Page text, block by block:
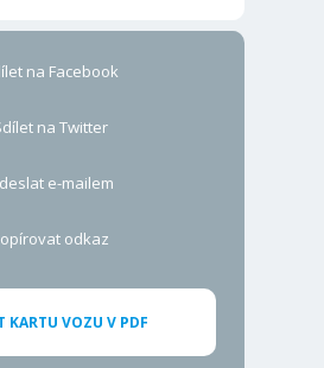
na Facebook
na Twitter
e-mailem
odkaz
KARTU VOZU V PDF